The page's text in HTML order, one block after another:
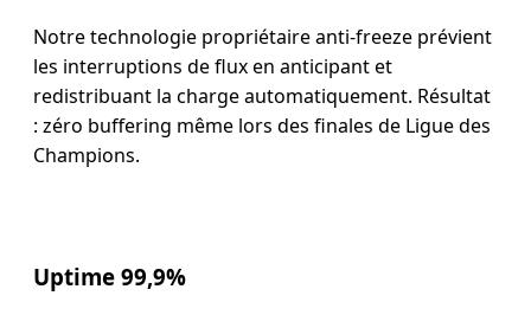
Notre technologie propriétaire anti-freeze prévient
les interruptions de flux en anticipant et
redistribuant la charge automatiquement. Résultat
: zéro buffering même lors des finales de Ligue des
Champions.
Uptime 99,9%